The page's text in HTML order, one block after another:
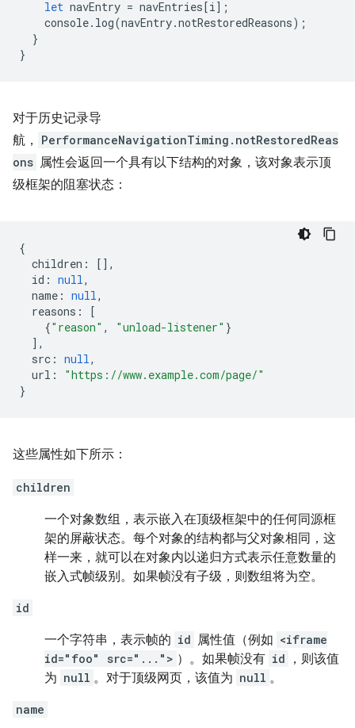
let navEntry = navEntries[i];
console. log(navEntry.notRestoredReasons);
}
}
对于历史记录导
航，
PerformanceNavigationTiming.notRestoredReas
ons 属性会返回一个具有以下结构的对象，该对象表示顶
级框架的阻塞状态：
{
children :
[],
id : null,
name : null,
reasons :
[
{"reason" , "unload-listener" }
],
src : null,
url :
"https://www.example.com/page/"
}
这些属性如下所示：
children
一个对象数组，表示嵌入在顶级框架中的任何同源框
架的屏蔽状态。每个对象的结构都与父对象相同，这
样一来，就可以在对象内以递归方式表示任意数量的
嵌入式帧级别。如果帧没有子级，则数组将为空。
id
一个字符串，表示帧的 id 属性值（例如 <iframe
id="foo" src="..."> ）。如果帧没有 id
，则该值
为 null 。对于顶级网页，该值为 null 。
name